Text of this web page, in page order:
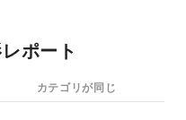
ポート
カテゴリが同じ